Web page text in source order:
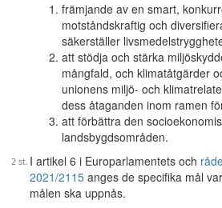
främjande av en smart,
motståndskraftig och
säkerställer
att stödja och stärka
mångfald, och klimatåtgärder
unionens miljö- och
dess åtaganden inom ramen
att förbättra den
landsbygdsområden.
I artikel 6 i Europarlamentets och
2021/2115 anges de specifika mål
målen ska uppnås.